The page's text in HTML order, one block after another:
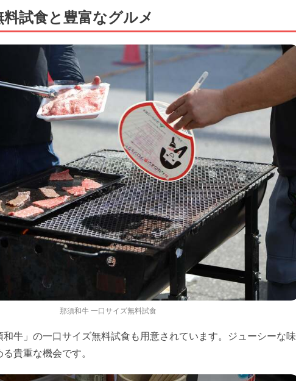
試食と豊富なグルメ
那須和牛 一口サイズ無料試食
牛」の一口サイズ無料試食も用意されています。ジューシーな味
貴重な機会です。